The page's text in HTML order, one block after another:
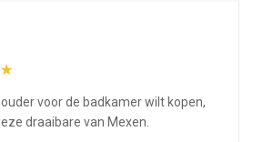
voor de badkamer wilt kopen,
draaibare van Mexen.